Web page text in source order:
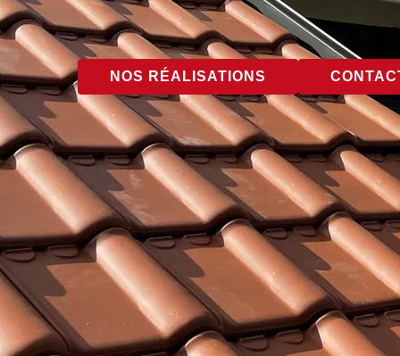
NOS RÉALISATIONS